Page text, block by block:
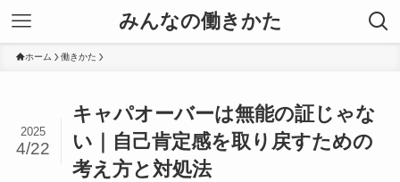
みんなの働きかた
ホーム 働きかた
キャパオーバーは無能の証じゃな
い｜自己肯定感を取り戻すための
考え方と対処法
2025
4/22